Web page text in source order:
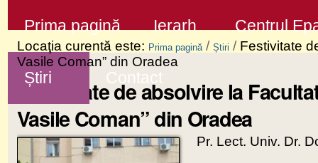
la
conţinut
Sari
la
navigare
Prima pagină Ierarh Centrul
Știri Contact
Locaţia curentă este: Prima pagină / Știri / Festivitate
Vasile Coman” din Oradea
Festivitate de absolvire la
Vasile Coman” din Oradea
Pr. Lect. Univ. Dr.